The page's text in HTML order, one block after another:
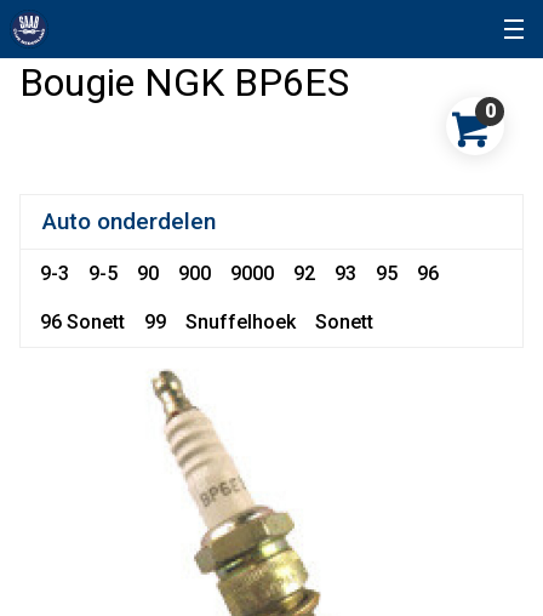
Bougie NGK BP6ES
0
Auto onderdelen
9-3 9-5 90 900 9000 92 93 95 96
96 Sonett 99 Snuffelhoek Sonett